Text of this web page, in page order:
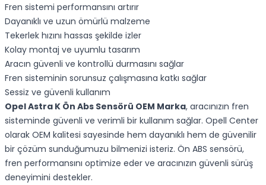
Fren sistemi performansını artırır
Dayanıklı ve uzun ömürlü malzeme
Tekerlek hızını hassas şekilde izler
Kolay montaj ve uyumlu tasarım
Aracın güvenli ve kontrollü durmasını sağlar
Fren sisteminin sorunsuz çalışmasına katkı sağlar
Sessiz ve güvenli kullanım
Opel Astra K Ön Abs Sensörü OEM Marka, aracınızın fren
sisteminde güvenli ve verimli bir kullanım sağlar. Opell Center
olarak OEM kalitesi sayesinde hem dayanıklı hem de güvenilir
bir çözüm sunduğumuzu bilmenizi isteriz. Ön ABS sensörü,
fren performansını optimize eder ve aracınızın güvenli sürüş
deneyimini destekler.